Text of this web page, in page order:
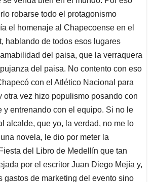
robarse todo el protagonismo
el homenaje al Chapecoense en el
hablando de todos esos lugares
del paisa, que la verraquera
del paisa. No contento con eso
con el Atlético Nacional para
otra vez hizo populismo posando con
y entrenando con el equipo. Si no le
alcalde, que yo, la verdad, no me lo
novela, le dio por meter la
del Libro de Medellín que tan
por el escritor Juan Diego Mejía y,
gastos de marketing del evento sino